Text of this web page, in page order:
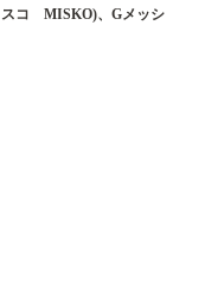
スコ MISKO)、Gメッシ